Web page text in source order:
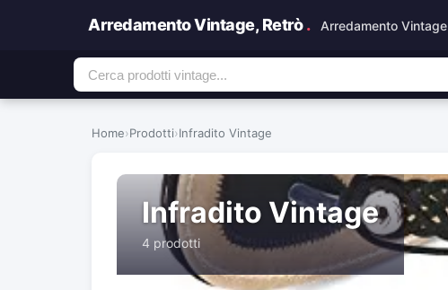
Arredamento Vintage, Retrò. Arredamento Vintage
Home›Prodotti›Infradito Vintage
Infradito Vintage
4 prodotti